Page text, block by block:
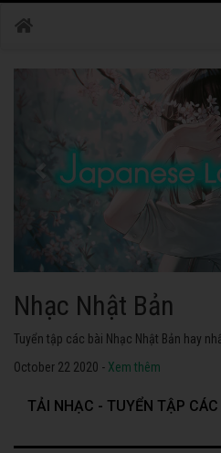
Nhạc Nhật Bản
Tuyển tập các bài Nhạc Nhật Bản hay
October 22 2020 - Xem thêm
TẢI NHẠC - TUYỂN TẬP CÁC